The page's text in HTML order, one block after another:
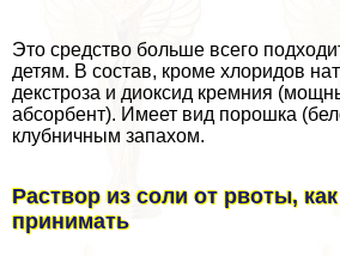
Это средство больше всего
детям. В состав, кроме хлоридов
декстроза и диоксид кремния
абсорбент). Имеет вид порошка
клубничным запахом.
Раствор из соли от рвоты,
принимать